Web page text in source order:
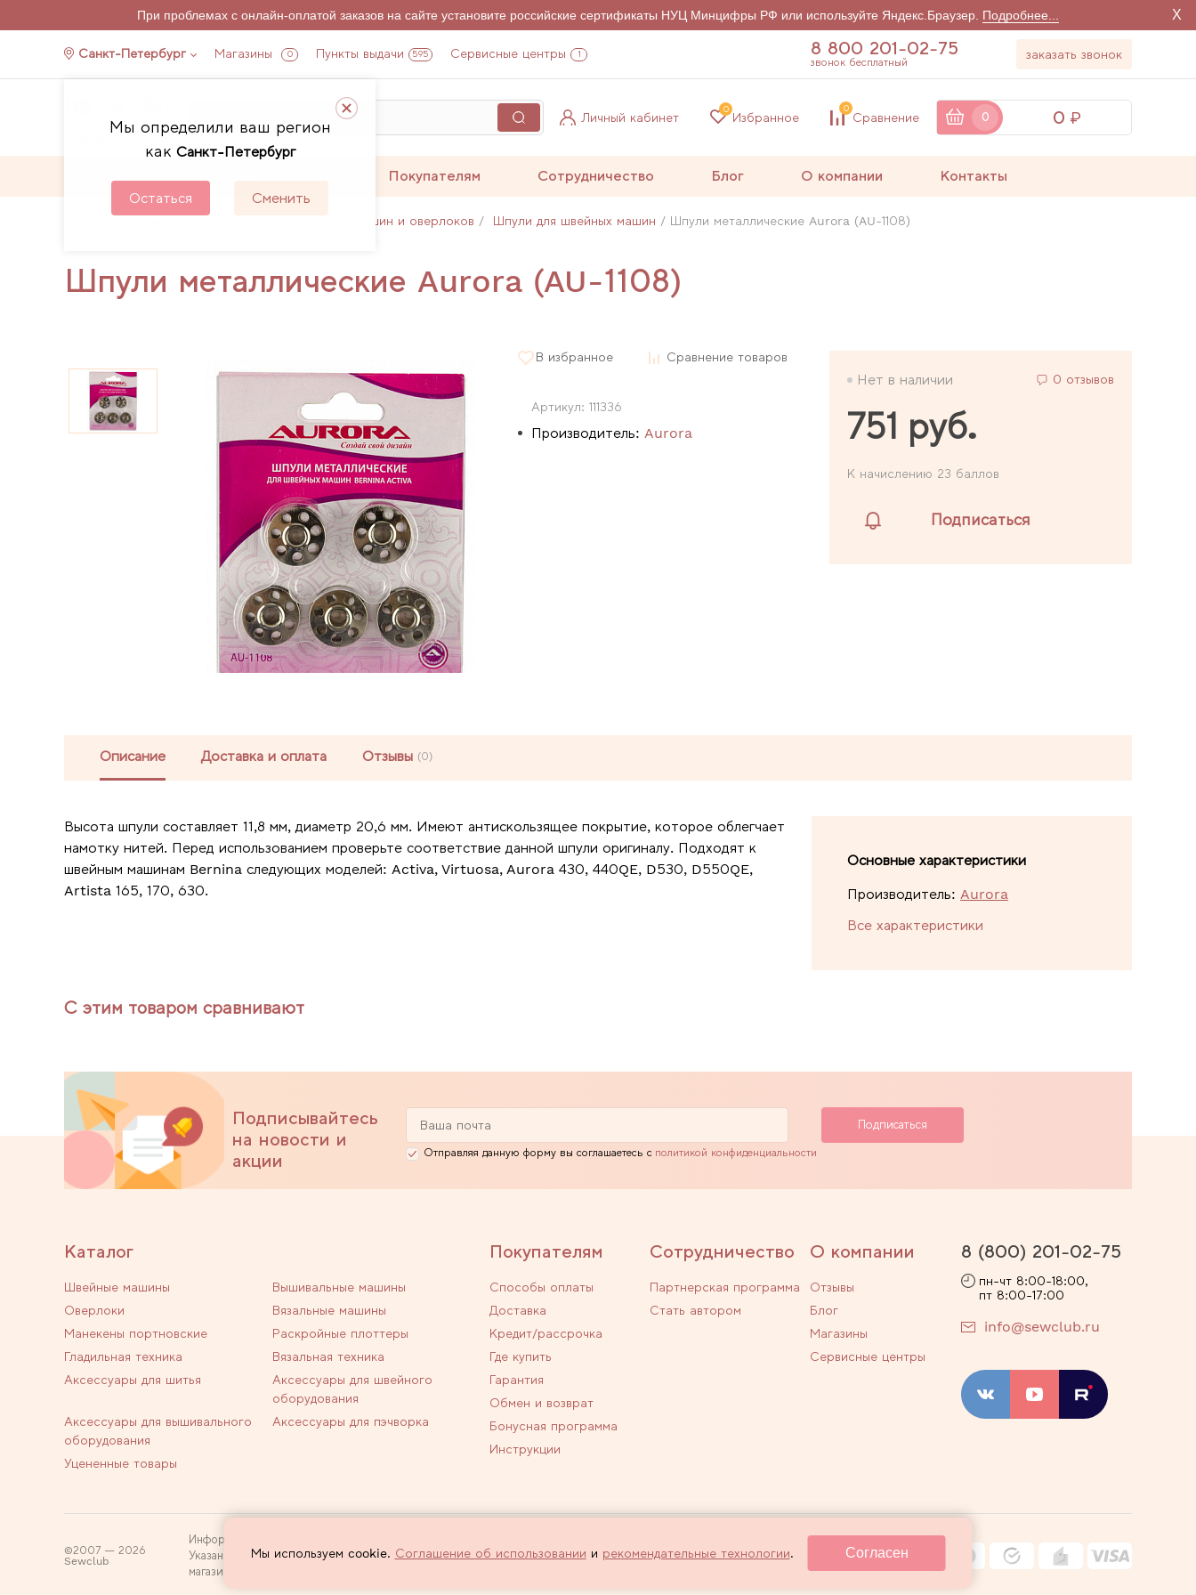
При проблемах с онлайн-оплатой заказов на сайте установите российские сертификаты НУЦ Минцифры РФ или используйте Яндекс.Браузер. Подробнее... X
Санкт-Петербург Магазины 0 Пункты выдачи 595 Сервисные центры 1
Мы определили ваш регион
как Санкт-Петербург
Остаться Сменить
8 800 201-02-75
звонок бесплатный
заказать звонок
Личный кабинет Избранное
0
Сравнение
0
0 0
Покупателям Сотрудничество Блог О компании Контакты
Каталог Аксессуары для швейных машин и оверлоков Шпули для швейных машин Шпули металлические Aurora (AU-1108)
Шпули металлические Aurora (AU-1108)
В избранное Сравнение товаров
Артикул: 111336
Производитель: Aurora
Нет в наличии 0 отзывов
751 руб.
К начислению 23 баллов
Подписаться
Описание Доставка и оплата Отзывы (0)
Высота шпули составляет 11,8 мм, диаметр 20,6 мм. Имеют антискользящее покрытие, которое облегчает
намотку нитей. Перед использованием проверьте соответствие данной шпули оригиналу. Подходят к
швейным машинам Bernina следующих моделей: Activa, Virtuosa, Aurora 430, 440QE, D530, D550QE,
Artista 165, 170, 630.
Основные характеристики
Производитель: Aurora
Все характеристики
С этим товаром сравнивают
Подписывайтесь
на новости и
акции
Отправляя данную форму вы соглашаетесь с политикой конфиденциальности
Каталог
Швейные машины
Вышивальные машины
Оверлоки
Вязальные машины
Манекены портновские
Раскройные плоттеры
Гладильная техника
Вязальная техника
Аксессуары для шитья
Аксессуары для швейного
оборудования
Аксессуары для вышивального
оборудования
Аксессуары для пэчворка
Уцененные товары
Покупателям
Способы оплаты
Доставка
Кредит/рассрочка
Где купить
Гарантия
Обмен и возврат
Бонусная программа
Инструкции
Сотрудничество
Партнерская программа
Стать автором
О компании
Отзывы
Блог
Магазины
Сервисные центры
8 (800) 201-02-75
пн-чт 8:00-18:00,
пт 8:00-17:00
info@sewclub.ru
2007 — 2026
Sewclub
Информация на сайте не является публичной офертой.
Указанные цены действуют только при оформлении заказа через интернет-
магазин
Политика конфиденциальности
Договор оферты
Используем рекомендательные технологии
Карта
Мы используем cookie. Соглашение об использовании и рекомендательные технологии. Согласен